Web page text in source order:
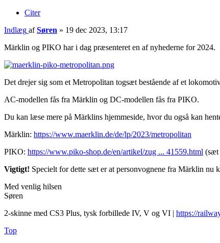
Citer
Indlæg afSøren » 19 dec 2023, 13:17
Märklin og PIKO har i dag præsenteret en af nyhederne for 2024.
Det drejer sig som et Metropolitan togsæt bestående af et
AC-modellen fås fra Märklin og DC-modellen fås fra PIKO.
Du kan læse mere på Märklins hjemmeside, hvor du også kan
Märklin: https://www.maerklin.de/de/lp/2023/metropolitan
PIKO: https://www.piko-shop.de/en/artikel/zug ... 41559.html (sæt
Vigtigt! Specielt for dette sæt er at personvognene fra Märklin nu
Med venlig hilsen
Søren
2-skinne med CS3 Plus, tysk forbillede IV, V og VI | https://
Top